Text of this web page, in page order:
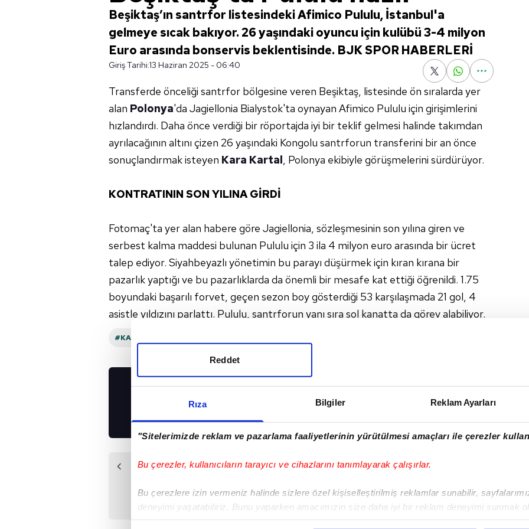
Rıza Bilgiler Reklam Ayarları
"Sitelerimizde reklam ve pazarlama faaliyetlerinin yürütülmesi amaçları ile çerezler
Bu çerezler, kullanıcıların tarayıcı ve cihazlarını tanımlayarak çalışırlar.
Bu çerezlere izin vermeniz halinde sizlere özel kişiselleştirilmiş reklamlar sunabilir,
deneyimi yaşatabiliriz. Bunu yaparken amacımızın size daha iyi bir reklam deneyimi sunmak
Reddet
Beşiktaş’ın santrfor listesindeki Afimico Pululu, İstanbul'a
gelmeye sıcak bakıyor. 26 yaşındaki oyuncu için kulübü 3-4 milyon
Euro arasında bonservis beklentisinde. BJK SPOR HABERLERİ
Giriş Tarihi:13 Haziran 2025 - 06:40
Transferde önceliği santrfor bölgesine veren Beşiktaş, listesinde ön sıralarda yer
alan Polonya'da Jagiellonia Bialystok'ta oynayan Afimico Pululu için girişimlerini
hızlandırdı. Daha önce verdiği bir röportajda iyi bir teklif gelmesi halinde takımdan
ayrılacağının altını çizen 26 yaşındaki Kongolu santrforun transferini bir an önce
sonuçlandırmak isteyen Kara Kartal, Polonya ekibiyle görüşmelerini sürdürüyor.
KONTRATININ SON YILINA GİRDİ
Fotomaç'ta yer alan habere göre Jagiellonia, sözleşmesinin son yılına giren ve
serbest kalma maddesi bulunan Pululu için 3 ila 4 milyon euro arasında bir ücret
talep ediyor. Siyahbeyazlı yönetimin bu parayı düşürmek için kıran kırana bir
pazarlık yaptığı ve bu pazarlıklarda da önemli bir mesafe kat ettiği öğrenildi. 1.75
boyundaki başarılı forvet, geçen sezon boy gösterdiği 53 karşılaşmada 21 gol, 4
asistle yıldızını parlattı. Pululu, santrforun yanı sıra sol kanatta da görev alabiliyor.
#KARA KARTAL
İNDİRİN!
Önceki Haber
Anguissa sesleri!
Sonraki Haber
giyeceği formaları
tanıttı!